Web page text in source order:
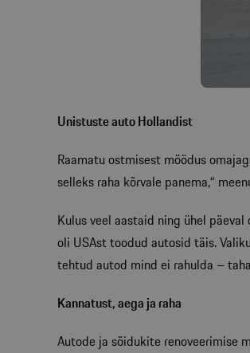
Unistuste auto Hollandist
Raamatu ostmisest möödus
selleks raha kõrvale panema,“
Kulus veel aastaid ning ühel
oli USAst toodud autosid täis.
tehtud autod mind ei rahulda –
Kannatust, aega ja raha
Autode ja sõidukite renoveerimise